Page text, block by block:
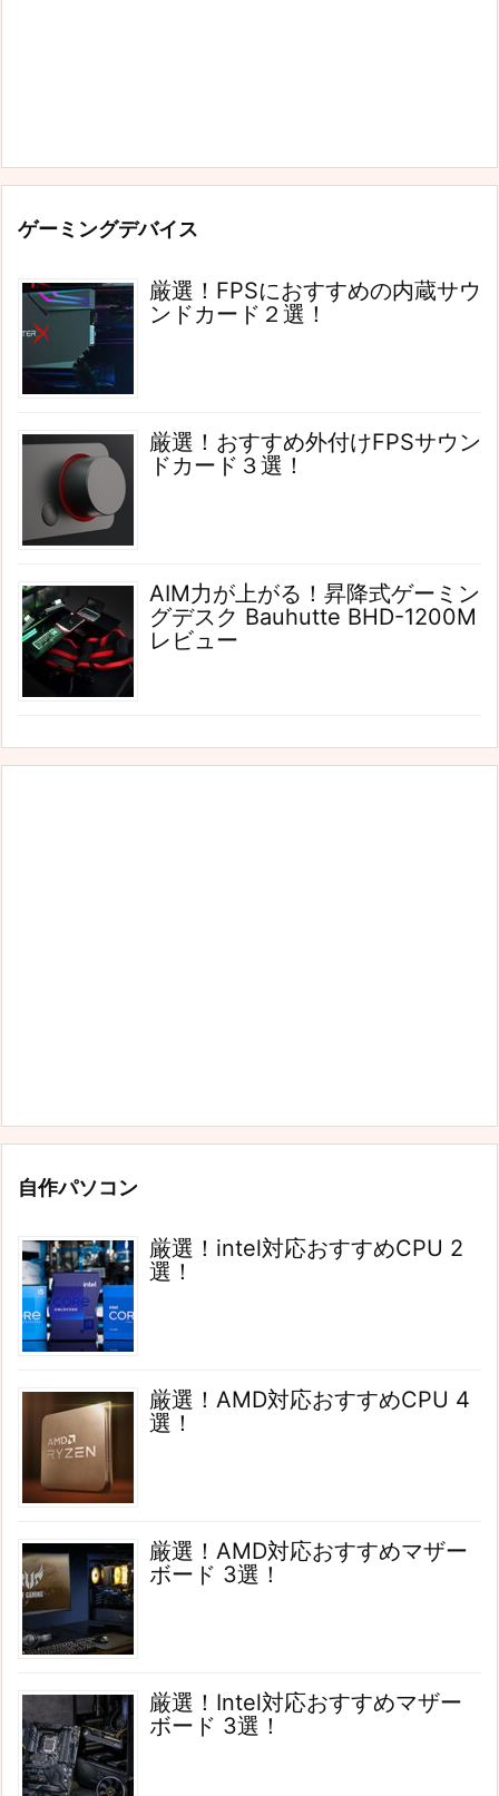
ゲーミングデバイス
厳選！FPSにおすすめの内蔵サウ
ンドカード２選！
厳選！おすすめ外付けFPSサウン
ドカード３選！
AIM力が上がる！昇降式ゲーミン
グデスク Bauhutte BHD-1200M
レビュー
自作パソコン
厳選！intel対応おすすめCPU 2
選！
厳選！AMD対応おすすめCPU 4
選！
厳選！AMD対応おすすめマザー
ボード 3選！
厳選！Intel対応おすすめマザー
ボード 3選！